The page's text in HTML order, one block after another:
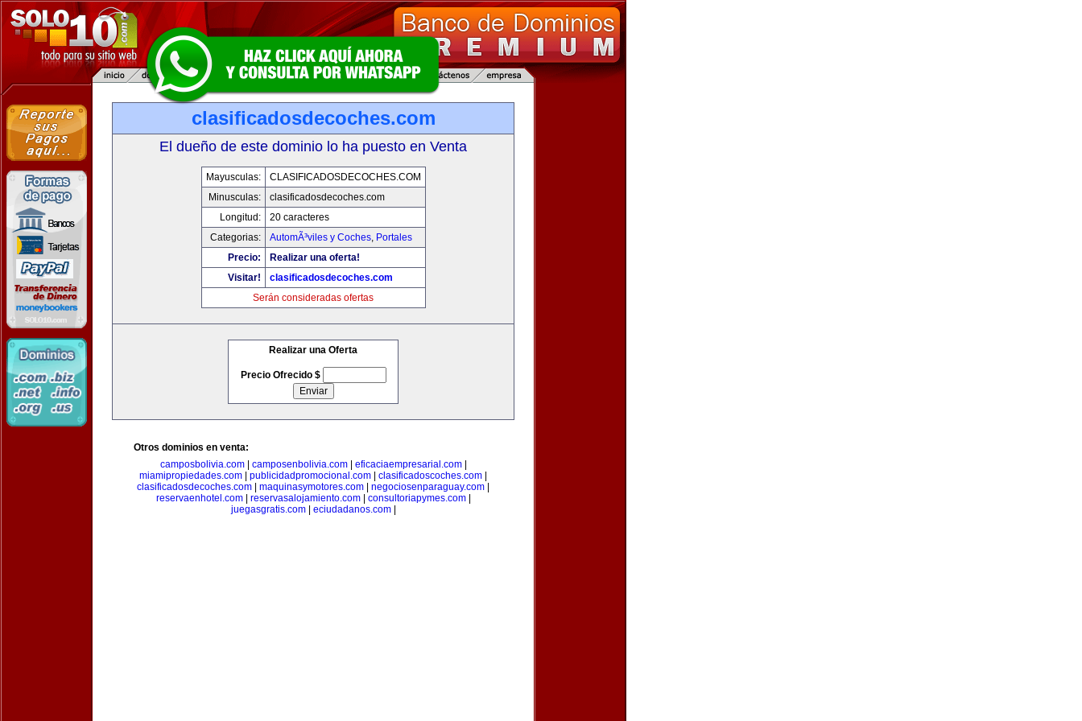
clasificadosdecoches.com
El dueño de este dominio lo ha puesto en Venta
Mayusculas:
CLASIFICADOSDECOCHES.COM
Minusculas:
clasificadosdecoches.com
Longitud:
20 caracteres
Categorias:
AutomÃ³viles y Coches, Portales
Precio:
Realizar una oferta!
Visitar!
clasificadosdecoches.com
Serán consideradas ofertas
Realizar una Oferta
Precio Ofrecido $
Otros dominios en venta:
camposbolivia.com| camposenbolivia.com| eficaciaempresarial.com|
miamipropiedades.com
publicidadpromocional.com clasificadoscoches.com
clasificadosdecoches.com
maquinasymotores.com negociosenparaguay.com
reservaenhotel.com| reservasalojamiento.com| consultoriapymes.com|
juegasgratis.com| eciudadanos.com|